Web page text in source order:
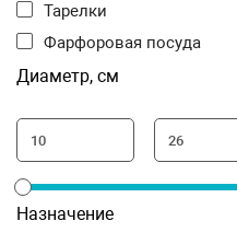
Тарелки
Фарфоровая посуда
Диаметр, см
Назначение